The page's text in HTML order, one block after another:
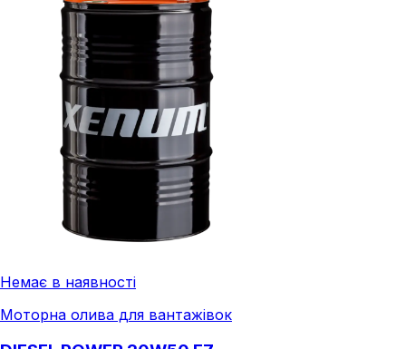
Немає в наявності
Моторна олива для вантажівок